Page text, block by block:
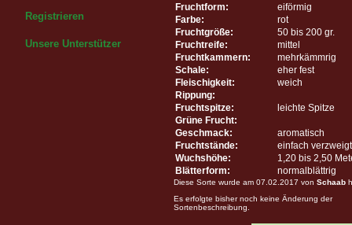
Registrieren
Unsere Unterstützer
Fruchtform:
eiförmig
Farbe:
rot
Fruchtgröße:
50 bis 200 gr.
Fruchtreife:
mittel
Fruchtkammern:
mehrkämmrig
Schale:
eher fest
Fleischigkeit:
weich
Rippung:
Fruchtspitze:
leichte Spitze
Grüne Frucht:
Geschmack:
aromatisch
Fruchtstände:
einfach verzweigt
Wuchshöhe:
1,20 bis 2,50
Blätterform:
normalblättrig
Diese Sorte wurde am 07.02.2017 von Schaab
Es erfolgte bisher noch keine Änderung der
Sortenbeschreibung.